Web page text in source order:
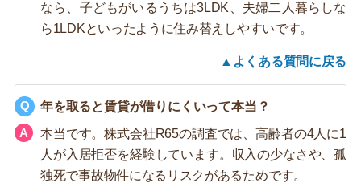
なら、子どもがいるうちは3LDK、夫婦二人暮らしな
ら1LDKといったように住み替えしやすいです。
▲よくある質問に戻る
年を取ると賃貸が借りにくいって本当？
本当です。株式会社R65の調査では、高齢者の4人に1
人が入居拒否を経験しています。収入の少なさや、孤
独死で事故物件になるリスクがあるためです。